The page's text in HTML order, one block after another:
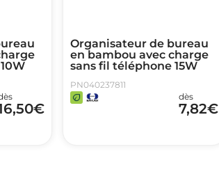
€
Organisateur de bureau
en bambou avec charge
sans fil téléphone 15W
PN040237811
dès
7,82€